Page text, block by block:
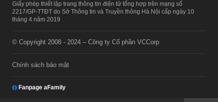
Giấy phép thiết lập trang thông tin điện tử tổng hợp trên mạng số
2217/GP-TTĐT do Sở Thông tin và Truyền thông Hà Nội cấp ngày 10
tháng 4 năm 2019
© Copyright 2008 - 2024 – Công ty Cổ phần VCCorp
Chính sách bảo mật
Fanpage aFamily